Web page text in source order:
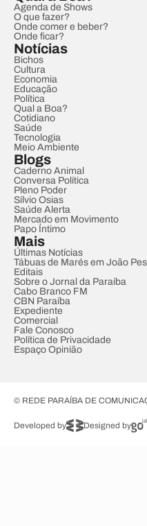
Agenda de Shows
O que fazer?
Onde comer e beber?
Onde ficar?
Notícias
Bichos
Cultura
Economia
Educação
Política
Qual a Boa?
Cotidiano
Saúde
Tecnologia
Meio Ambiente
Blogs
Caderno Animal
Conversa Política
Pleno Poder
Sílvio Osias
Saúde Alerta
Mercado em Movimento
Papo Íntimo
Mais
Últimas Notícias
Tábuas de Marés em João
Editais
Sobre o Jornal da Paraíba
Cabo Branco FM
CBN Paraíba
Expediente
Comercial
Fale Conosco
Política de Privacidade
Espaço Opinião
© REDE PARAÍBA DE
Developed by Designed by